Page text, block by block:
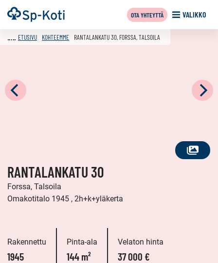
Siirry
sisältöön
Etusivu VALIKKO
OTA YHTEYTTÄ
KATSO
ETUSIVU KOHTEEMME RANTALANKATU 30, FORSSA, TALSOILA
RANTALANKATU 30
Forssa, Talsoila
Omakotitalo 1945 , 2h+k+yläkerta
Rakennettu
1945
Pinta-ala
144 m²
Velaton hinta
37 000 €